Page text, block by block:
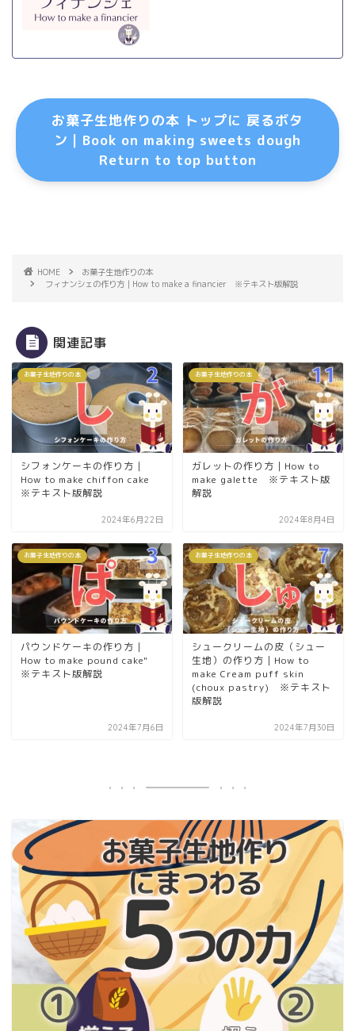
お菓子生地作りの本 トップに 戻るボタ
ン｜Book on making sweets dough
Return to top button
HOME
お菓子生地作りの本
フィナンシェの作り方｜How to make a financier ※テキスト版解説
関連記事
お菓子生地作りの本
シフォンケーキの作り方｜
How to make chiffon cake
※テキスト版解説
2024年6月22日
お菓子生地作りの本
ガレットの作り方｜How to
make galette ※テキスト版
解説
2024年8月4日
お菓子生地作りの本
パウンドケーキの作り方｜
How to make pound cake"
※テキスト版解説
2024年7月6日
お菓子生地作りの本
シュークリームの皮（シュー
生地）の作り方｜How to
make Cream puff skin
(choux pastry) ※テキスト
版解説
2024年7月30日